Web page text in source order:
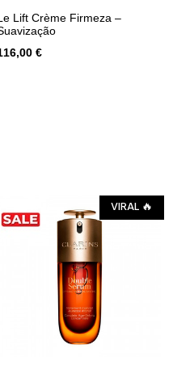
ADICIONAR AO CARRINHO
Lift Crème Firmeza –
€
VIRAL 🔥